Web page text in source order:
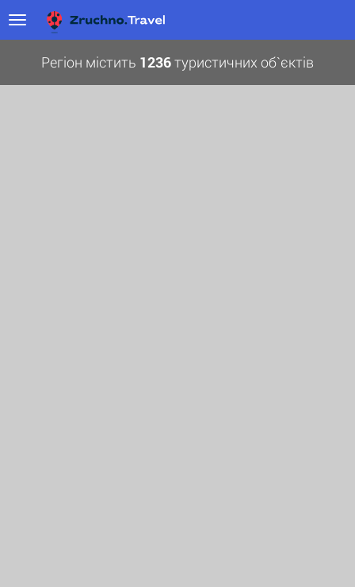
Регіон містить 1236туристичних об`єктів